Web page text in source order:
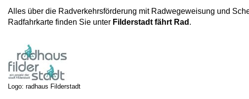
Alles über die Radverkehrsförderung mit Radwegeweisung und
Radfahrkarte finden Sie unter Filderstadt fährt Rad .
Logo: radhaus Filderstadt